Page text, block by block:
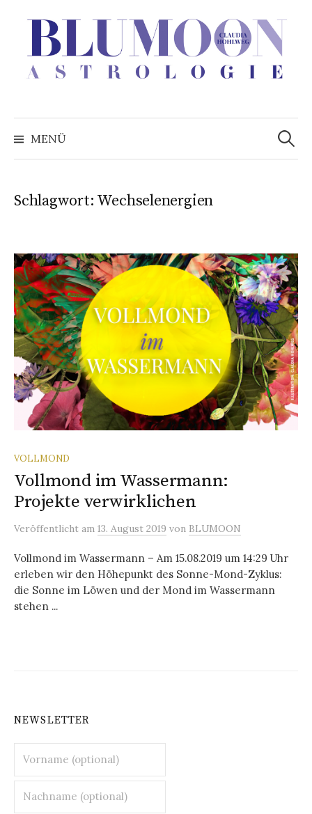
überspringen
MENÜ
Suchen
nach:
Schlagwort: Wechselenergien
VOLLMOND
Vollmond im Wassermann:
Projekte verwirklichen
Veröffentlicht am 13. August 2019 von BLUMOON
Vollmond im Wassermann – Am 15.08.2019 um 14:29 Uhr
erleben wir den Höhepunkt des Sonne-Mond-Zyklus:
die Sonne im Löwen und der Mond im Wassermann
stehen ...
NEWSLETTER